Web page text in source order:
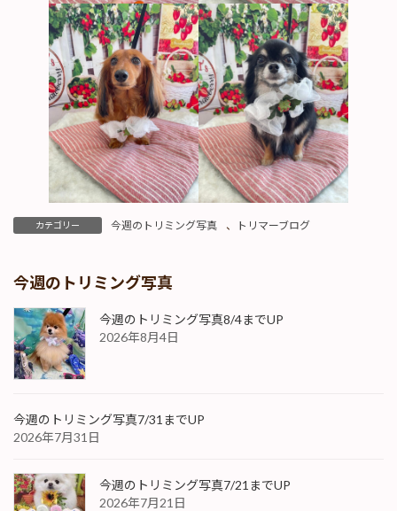
カテゴリー 今週のトリミング写真 、 トリマーブログ
今週のトリミング写真
今週のトリミング写真8/4までUP
2026年8月4日
今週のトリミング写真7/31までUP
2026年7月31日
今週のトリミング写真7/21までUP
2026年7月21日